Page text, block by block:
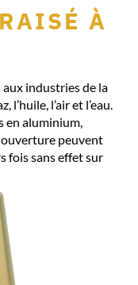
À
industries de la
l’huile, l’air et l’eau.
en aluminium,
ouverture peuvent
fois sans effet sur